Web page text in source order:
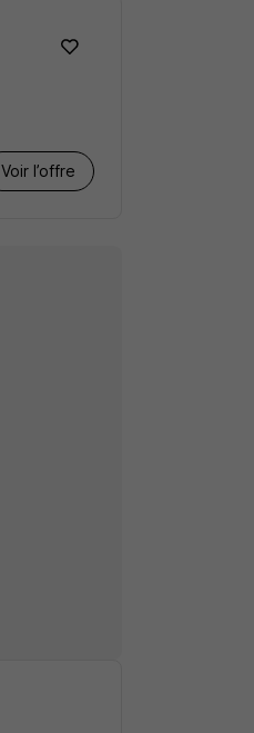
Voir l’offre